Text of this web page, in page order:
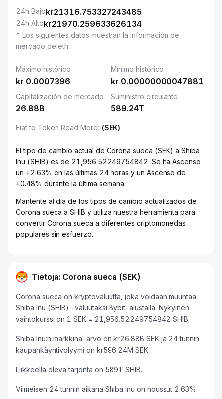
24h Bajokr21316.753327243485
24h Altokr21970.259633626134
* Los siguientes datos muestran la información de
mercado de eth
Máximo histórico
kr 0.0007396
Mínimo histórico
kr 0.00000000047881
Capitalización de mercado
26.88B
Suministro circulante
589.24T
Fiat to Token Read More: (SEK)
El tipo de cambio actual de Corona sueca (SEK) a Shiba
Inu (SHIB) es de 21,956.52249754842. Se ha Ascenso
un +2.63% en las últimas 24 horas y un Ascenso de
+0.48% durante la última semana.
Mantente al día de los tipos de cambio actualizados de
Corona sueca a SHIB y utiliza nuestra herramienta para
convertir Corona sueca a diferentes criptomonedas
populares sin esfuerzo.
Tietoja: Corona sueca (SEK)
Corona sueca on kryptovaluutta, joka voidaan muuntaa
Shiba Inu (SHIB) -valuutaksi Bybit-alustalla. Nykyinen
vaihtokurssi on 1 SEK = 21,956.52249754842 SHIB.
Shiba Inu:n markkina-arvo on kr26.88B SEK ja 24 tunnin
kaupankäyntivolyymi on kr596.24M SEK.
Liikkeellä oleva tarjonta on 589T SHIB.
Viimeisen 24 tunnin aikana Shiba Inu on noussut 2.63%.